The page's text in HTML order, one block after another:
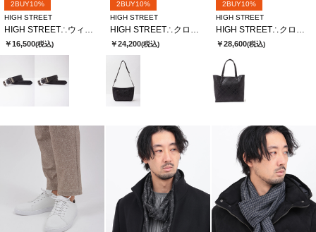
2BUY10%
HIGH STREET
HIGH STREET∴ウィーブラインコンフォートベルト
￥16,500(税込)
2BUY10%
HIGH STREET
HIGH STREET∴クロスディメンションカタオシショルダーバッグ
￥24,200(税込)
2BUY10%
HIGH STREET
HIGH STREET∴クロスディメンションカタオシトートバッグ
￥28,600(税込)